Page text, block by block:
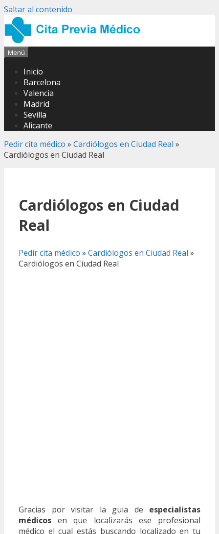
Saltar al contenido
Menú
Inicio
Barcelona
Valencia
Madrid
Sevilla
Alicante
Pedir cita médico » Cardiólogos en Ciudad Real »
Cardiólogos en Ciudad Real
Cardiólogos en Ciudad
Real
Pedir cita médico » Cardiólogos en Ciudad Real »
Cardiólogos en Ciudad Real
Gracias por visitar la guia de especialistas
médicos en que localizarás ese profesional
médico el cual estás buscando localizado en tu